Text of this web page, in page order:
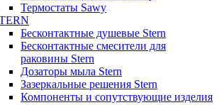
Термостаты Sawy
Бесконтактные душевые Stern
Бесконтактные смесители для
раковины Stern
Дозаторы мыла Stern
Зазеркальные решения Stern
Компоненты и сопутствующие изделия